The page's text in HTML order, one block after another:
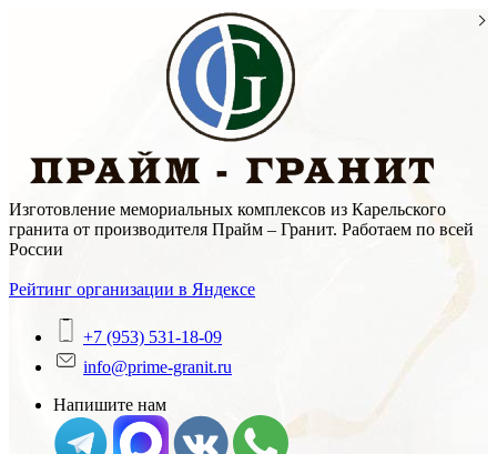
Изготовление мемориальных комплексов из Карельского
гранита от производителя Прайм – Гранит. Работаем по всей
России
Рейтинг организации в Яндексе
+7 (953) 531-18-09
info@prime-granit.ru
Напишите нам